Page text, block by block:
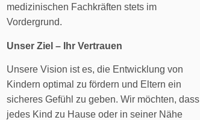
medizinischen Fachkräften stets im
Vordergrund.
Unser Ziel – Ihr Vertrauen
Unsere Vision ist es, die Entwicklung von
Kindern optimal zu fördern und Eltern ein
sicheres Gefühl zu geben. Wir möchten, dass
jedes Kind zu Hause oder in seiner Nähe